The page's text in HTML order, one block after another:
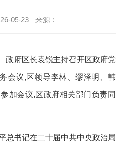
05-23 来源：
政府区长袁锐主持召开区政府党
会议,区领导李林、缪泽明、韩
加会议,区政府相关部门负责同
总书记在二十届中共中央政治局